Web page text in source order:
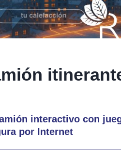
interactivo con
por Internet